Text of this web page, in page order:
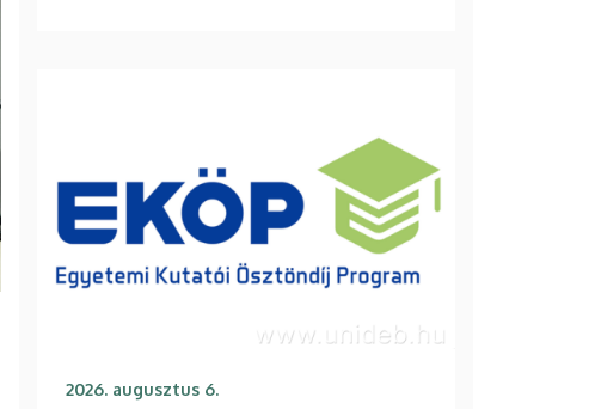
2026. augusztus 6.